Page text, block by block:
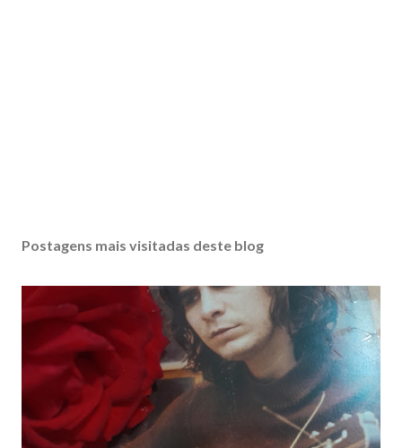
s
u
m
e
n
Postagens mais visitadas deste blog